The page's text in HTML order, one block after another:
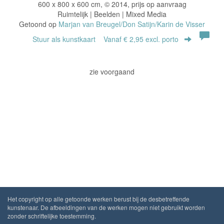
600 x 800 x 600 cm, © 2014, prijs op aanvraag
Ruimtelijk | Beelden | Mixed Media
Getoond op Marjan van Breugel/Don Satijn/Karin de Visser
Stuur als kunstkaart Vanaf € 2,95 excl. porto
zie voorgaand
Het copyright op alle getoonde werken berust bij de desbetreffende
kunstenaar. De afbeeldingen van de werken mogen niet gebruikt worden
zonder schriftelijke toestemming.